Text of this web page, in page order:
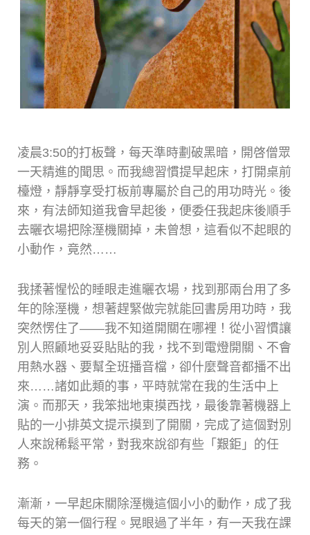
凌晨3:50的打板聲，每天準時劃破黑暗，開啓僧眾
一天精進的聞思。而我總習慣提早起床，打開桌前
檯燈，靜靜享受打板前專屬於自己的用功時光。後
來，有法師知道我會早起後，便委任我起床後順手
去曬衣場把除溼機關掉，未曾想，這看似不起眼的
小動作，竟然……
我揉著惺忪的睡眼走進曬衣場，找到那兩台用了多
年的除溼機，想著趕緊做完就能回書房用功時，我
突然愣住了——我不知道開關在哪裡！從小習慣讓
別人照顧地妥妥貼貼的我，找不到電燈開關、不會
用熱水器、要幫全班播音檔，卻什麼聲音都播不出
來……諸如此類的事，平時就常在我的生活中上
演。而那天，我笨拙地東摸西找，最後靠著機器上
貼的一小排英文提示摸到了開關，完成了這個對別
人來說稀鬆平常，對我來說卻有些「艱鉅」的任
務。
漸漸，一早起床關除溼機這個小小的動作，成了我
每天的第一個行程。晃眼過了半年，有一天我在課